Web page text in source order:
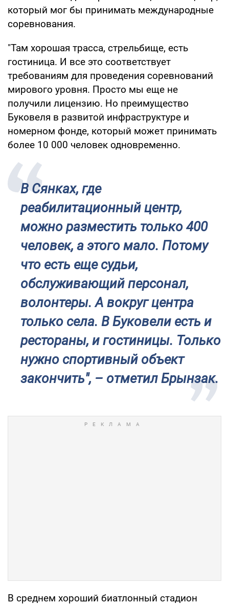
который мог бы принимать международные
соревнования.
"Там хорошая трасса, стрельбище, есть
гостиница. И все это соответствует
требованиям для проведения соревнований
мирового уровня. Просто мы еще не
получили лицензию. Но преимущество
Буковеля в развитой инфраструктуре и
номерном фонде, который может принимать
более 10 000 человек одновременно.
В Сянках, где
реабилитационный центр,
можно разместить только 400
человек, а этого мало. Потому
что есть еще судьи,
обслуживающий персонал,
волонтеры. А вокруг центра
только села. В Буковели есть и
рестораны, и гостиницы. Только
нужно спортивный объект
закончить", – отметил Брынзак.
В среднем хороший биатлонный стадион